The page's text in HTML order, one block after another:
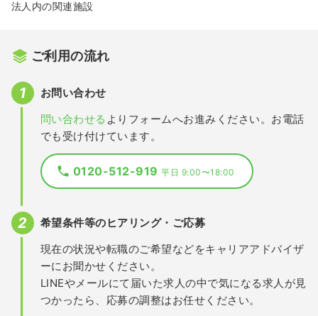
法人内の関連施設
ご利用の流れ
お問い合わせ
問い合わせる よりフォームへお進みください。お電話
でも受け付けています。
0120-512-919平日 9:00〜18:00
希望条件等のヒアリング・ご応募
現在の状況や転職のご希望などをキャリアアドバイザ
ーにお聞かせください。
LINEやメールにて届いた求人の中で気になる求人が見
つかったら、応募の調整はお任せください。